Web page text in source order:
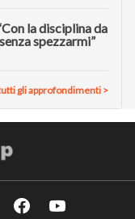
la disciplina da
spezzarmi”
gli approfondimenti >